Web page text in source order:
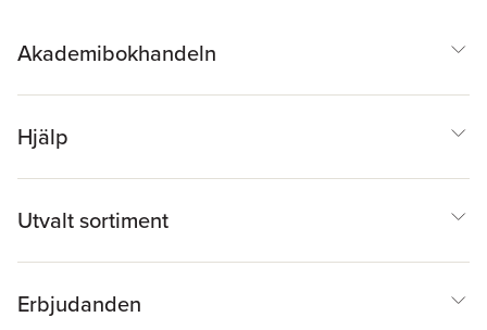
Akademibokhandeln
Hjälp
Utvalt sortiment
Erbjudanden